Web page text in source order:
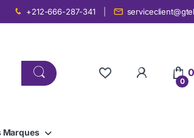
+212-666-287-341
0
Marques